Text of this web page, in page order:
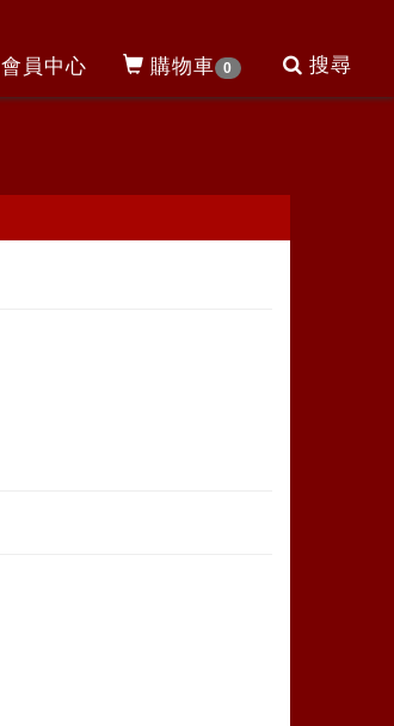
會員中心 購物車 0 搜尋